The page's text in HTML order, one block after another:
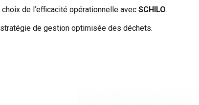
choix de l’efficacité opérationnelle avec SCHILO.
de gestion optimisée des déchets.